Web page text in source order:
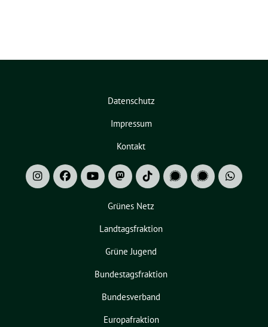
Datenschutz
Impressum
Kontakt
Grünes Netz
Landtagsfraktion
Grüne Jugend
Bundestagsfraktion
Bundesverband
Europafraktion